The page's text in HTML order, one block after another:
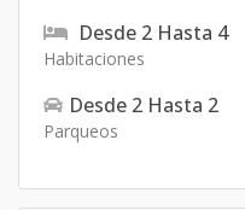
Desde 2 Hasta 4
Habitaciones
Desde 2 Hasta 2
Parqueos